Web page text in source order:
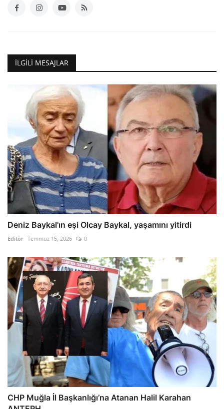
İLGILI MESAJLAR
Deniz Baykal'ın eşi Olcay Baykal, yaşamını yitirdi
Editör Temmuz 15, 2026 0
CHP Muğla İl Başkanlığı’na Atanan Halil Karahan